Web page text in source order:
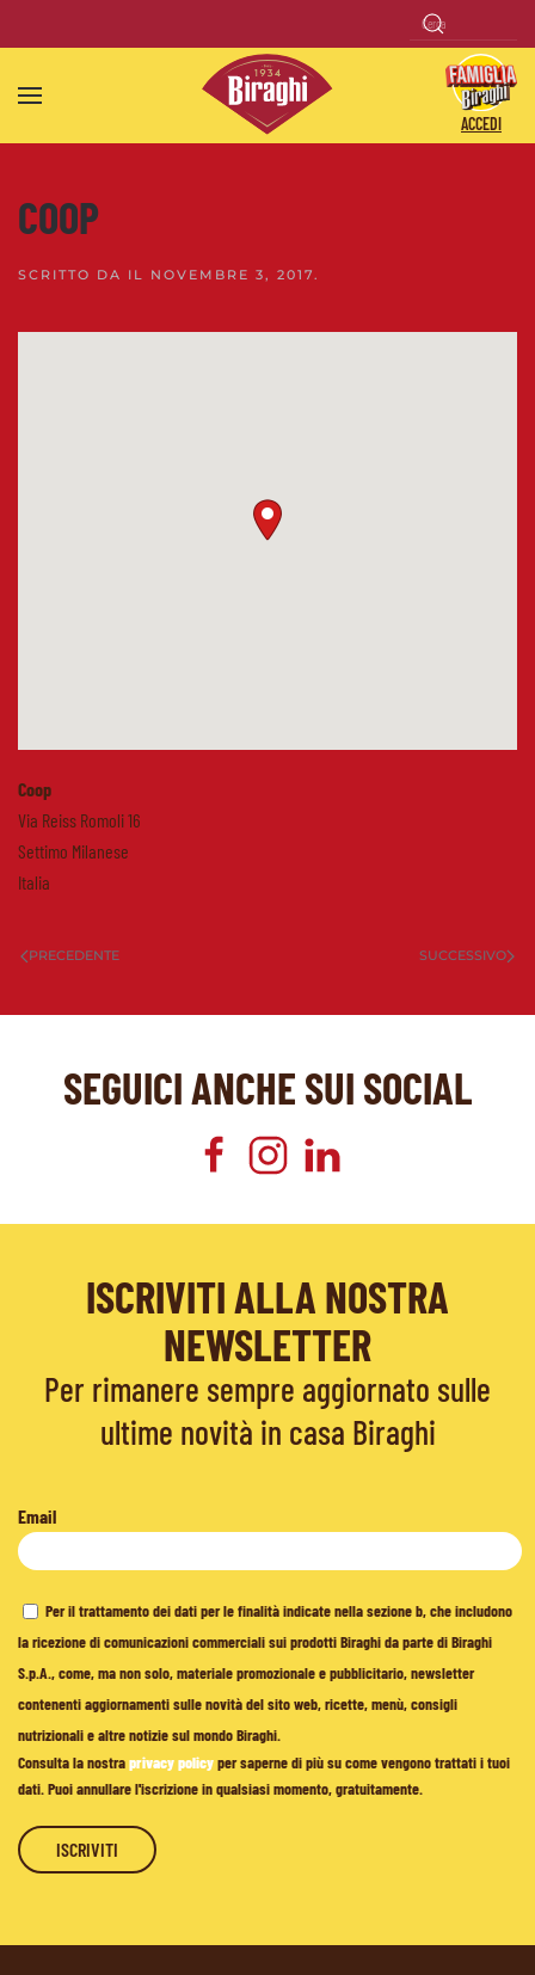
Skip to main content
ACCEDI
COOP
SCRITTO DA IL NOVEMBRE 3, 2017.
Coop
Via Reiss Romoli 16
Settimo Milanese
Italia
PRECEDENTE SUCCESSIVO
SEGUICI ANCHE SUI SOCIAL
ISCRIVITI ALLA NOSTRA
NEWSLETTER
Per rimanere sempre aggiornato sulle
ultime novità in casa Biraghi
Email
Per il trattamento dei dati per le finalità indicate nella sezione b, che includono
la ricezione di comunicazioni commerciali sui prodotti Biraghi da parte di Biraghi
S.p.A., come, ma non solo, materiale promozionale e pubblicitario, newsletter
contenenti aggiornamenti sulle novità del sito web, ricette, menù, consigli
nutrizionali e altre notizie sul mondo Biraghi.
Consulta la nostraprivacy policyper saperne di più su come vengono trattati i tuoi
dati. Puoi annullare l'iscrizione in qualsiasi momento, gratuitamente.